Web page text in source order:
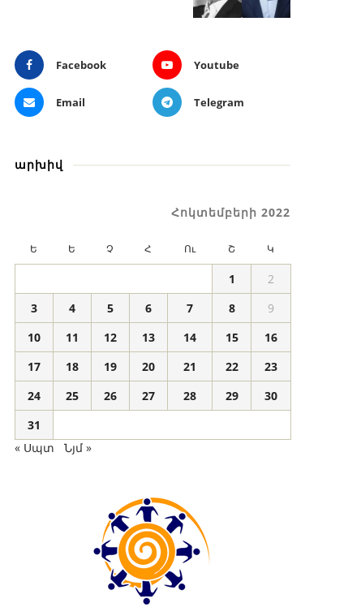
Facebook Youtube
Email Telegram
արխիվ
Հոկտեմբերի 2022
Ե Ե Չ Հ Ու Շ Կ
1
2
3
4 5 6 7 8
9
10
11 12 13 14 15
16
17
18 19 20 21 22
23
24
25 26 27 28 29
30
31
« Սպտ
Նյմ »